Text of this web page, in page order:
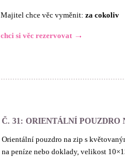
Majitel chce věc vyměnit: za cokoliv
chci si věc rezervovat
Č. 31: ORIENTÁLNÍ POUZDRO
Orientální pouzdro na zip s
na peníze nebo doklady, velikost